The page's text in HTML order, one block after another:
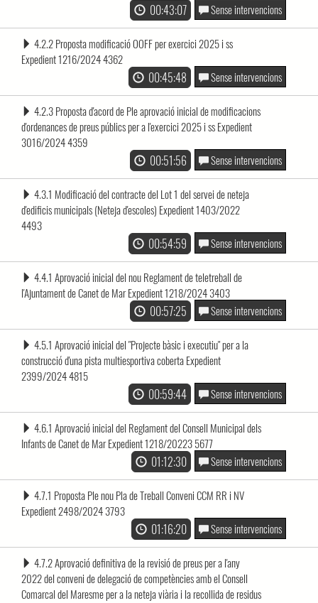
00:43:07 Sense intervencions
4.2.2 Proposta modificació OOFF per exercici 2025 i ss
Expedient 1216/2024 4362
00:45:48 Sense intervencions
4.2.3 Proposta d'acord de Ple aprovació inicial de modificacions
d'ordenances de preus públics per a l'exercici 2025 i ss Expedient
3016/2024 4359
00:51:56 Sense intervencions
4.3.1 Modificació del contracte del Lot 1 del servei de neteja
d'edificis municipals (Neteja d'escoles) Expedient 1403/2022
4493
00:54:59 Sense intervencions
4.4.1 Aprovació inicial del nou Reglament de teletreball de
l'Ajuntament de Canet de Mar Expedient 1218/2024 3403
00:57:25 Sense intervencions
4.5.1 Aprovació inicial del "Projecte bàsic i executiu" per a la
construcció d'una pista multiesportiva coberta Expedient
2399/2024 4815
00:59:44 Sense intervencions
4.6.1 Aprovació inicial del Reglament del Consell Municipal dels
Infants de Canet de Mar Expedient 1218/20223 5677
01:12:30 Sense intervencions
4.7.1 Proposta Ple nou Pla de Treball Conveni CCM RR i NV
Expedient 2498/2024 3793
01:16:20 Sense intervencions
4.7.2 Aprovació definitiva de la revisió de preus per a l'any
2022 del conveni de delegació de competències amb el Consell
Comarcal del Maresme per a la neteja viària i la recollida de residus